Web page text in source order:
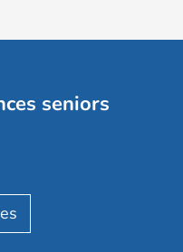
seniors